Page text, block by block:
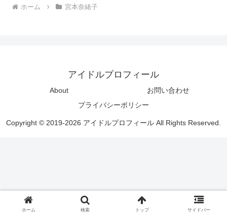
ホーム 宮本奈緒子
アイドルプロフィール
About
お問い合わせ
プライバシーポリシー
Copyright © 2019-2026 アイドルプロフィール All Rights Reserved.
ホーム 検索 トップ サイドバー